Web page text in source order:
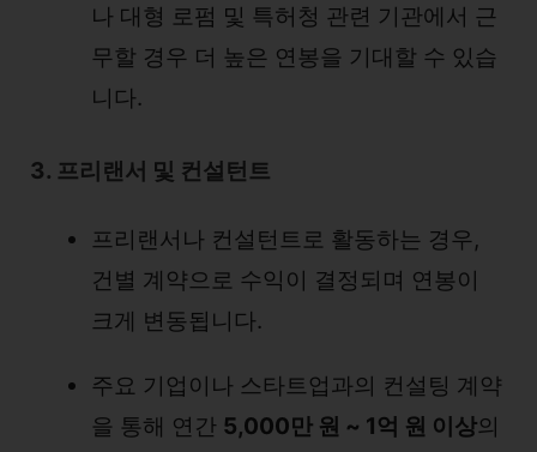
나 대형 로펌 및 특허청 관련 기관에서 근
무할 경우 더 높은 연봉을 기대할 수 있습
니다.
3. 프리랜서 및 컨설턴트
프리랜서나 컨설턴트로 활동하는 경우,
건별 계약으로 수익이 결정되며 연봉이
크게 변동됩니다.
주요 기업이나 스타트업과의 컨설팅 계약
을 통해 연간 5,000만 원 ~ 1억 원 이상의